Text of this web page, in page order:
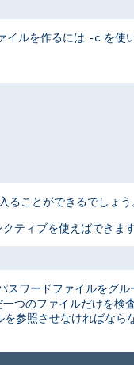
イルを作るには -c を使
ることができるでしょう
ティブを使えばできます
スワードファイルをグル
つのファイルだけを検
参照させなければなら